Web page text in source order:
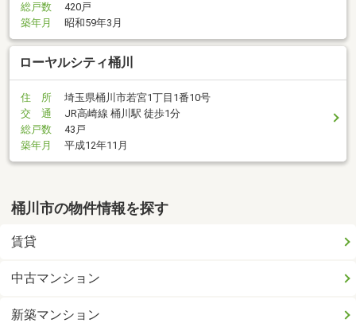
総戸数
420戸
築年月
昭和59年3月
ローヤルシティ桶川
住 所
埼玉県桶川市若宮1丁目1番10号
交 通
JR高崎線 桶川駅 徒歩1分
総戸数
43戸
築年月
平成12年11月
桶川市の物件情報を探す
賃貸
中古マンション
新築マンション